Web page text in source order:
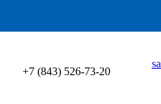
+7 (843) 526-73-20